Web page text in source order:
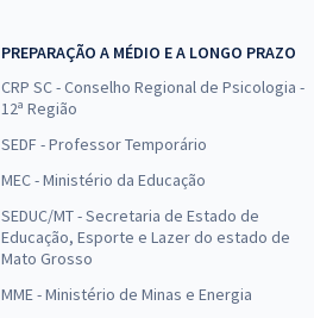
PREPARAÇÃO A MÉDIO E A LONGO PRAZO
CRP SC - Conselho Regional de Psicologia -
12ª Região
SEDF - Professor Temporário
MEC - Ministério da Educação
SEDUC/MT - Secretaria de Estado de
Educação, Esporte e Lazer do estado de
Mato Grosso
MME - Ministério de Minas e Energia